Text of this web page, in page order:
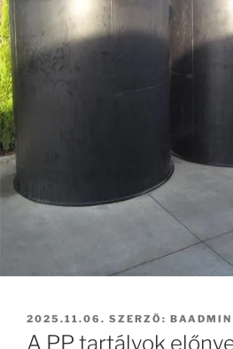
BEKÜLDVE:
2025.11.06. SZERZŐ: BAADMIN
A PP tartályok